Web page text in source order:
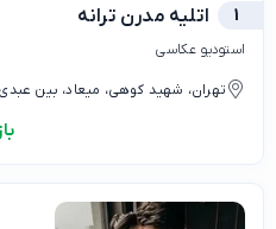
1 اتلیه مدرن ترانه
استودیو عکاسی
تهران، شهید کوهی، میعاد، بین
باز